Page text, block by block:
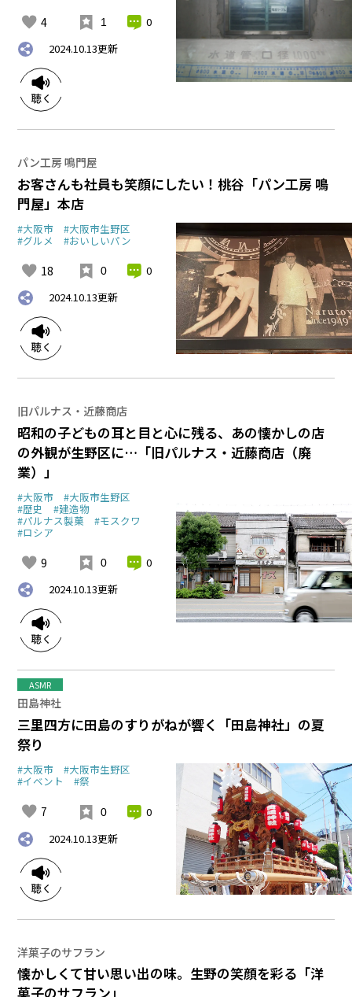
4 1
0
2024.10.13更新
パン工房 鳴門屋
お客さんも社員も笑顔にしたい！桃谷「パン工房 鳴
門屋」本店
#大阪市 #大阪市生野区
#グルメ #おいしいパン
18 0
0
2024.10.13更新
旧パルナス・近藤商店
昭和の子どもの耳と目と心に残る、あの懐かしの店
の外観が生野区に…「旧パルナス・近藤商店（廃
業）」
#大阪市 #大阪市生野区
#歴史 #建造物
#パルナス製菓 #モスクワ
#ロシア
9 0
0
2024.10.13更新
田島神社
三里四方に田島のすりがねが響く「田島神社」の夏
祭り
#大阪市 #大阪市生野区
#イベント #祭
7 0
0
2024.10.13更新
ASMR
洋菓子のサフラン
懐かしくて甘い思い出の味。生野の笑顔を彩る「洋
菓子のサフラン」